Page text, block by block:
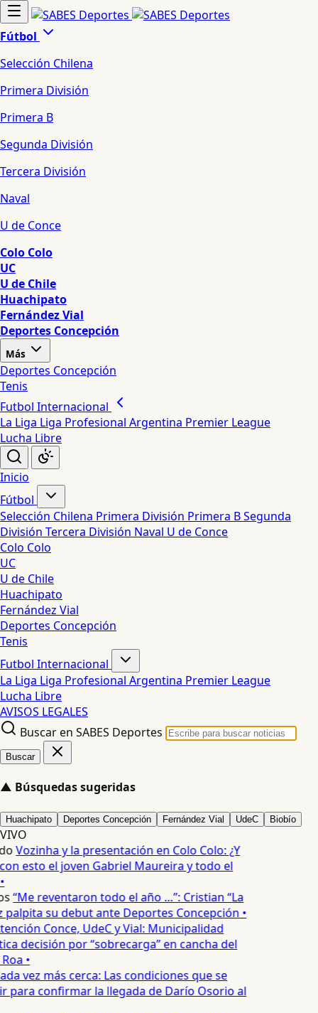
Fútbol
Selección Chilena
Primera División
Primera B
Segunda División
Tercera División
Naval
U de Conce
Colo Colo
UC
U de Chile
Huachipato
Fernández Vial
Deportes Concepción
Más
Deportes Concepción
Tenis
Futbol Internacional
La Liga Liga Profesional Argentina Premier League
Lucha Libre
Inicio
Fútbol
Selección Chilena Primera División Primera BSegunda
División Tercera División Naval U de Conce
Colo Colo
UC
U de Chile
Huachipato
Fernández Vial
Deportes Concepción
Tenis
Futbol Internacional
La Liga Liga Profesional Argentina Premier League
Lucha Libre
AVISOS LEGALES
Buscar en SABES Deportes
Buscar
▲ Búsquedas sugeridas
Huachipato Deportes Concepción Fernández Vial UdeC Biobío
VIVO
Vozinha y la presentación en Colo Colo: ¿Y
esto el joven Gabriel Maureira y todo el
“Me reventaron todo el año …”: Cristian “La
su debut ante Deportes Concepción •
Conce, UdeC y Vial: Municipalidad
decisión por “sobrecarga” en cancha del
•
vez más cerca: Las condiciones que se
para confirmar la llegada de Darío Osorio al